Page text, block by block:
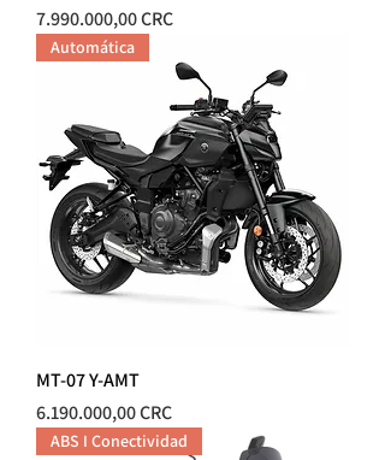
Precio
7.990.000,00 CRC
Automática
MT-07 Y-AMT
Precio
6.190.000,00 CRC
ABS I Conectividad